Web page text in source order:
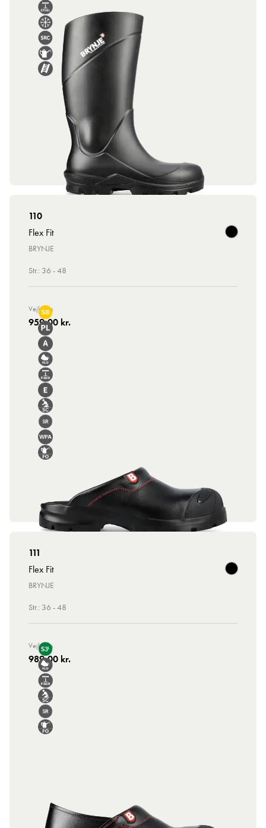
110
Flex Fit
BRYNJE
Str.: 36 - 48
Vejl. Pris
959,00 kr.
111
Flex Fit
BRYNJE
Str.: 36 - 48
Vejl. Pris
989,00 kr.